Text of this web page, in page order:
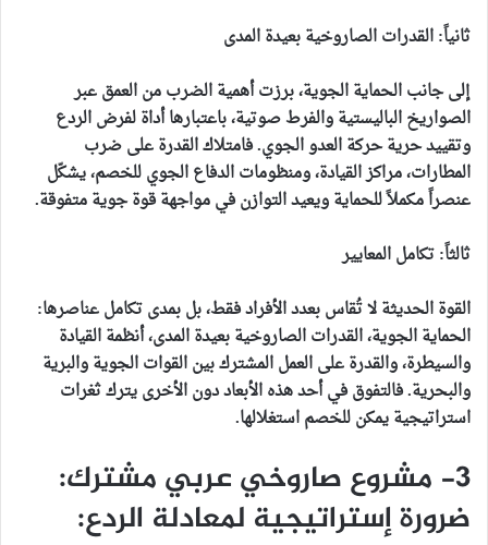
ثانياً: القدرات الصاروخية بعيدة المدى
إلى جانب الحماية الجوية، برزت أهمية الضرب من العمق عبر
الصواريخ الباليستية والفرط صوتية، باعتبارها أداة لفرض الردع
وتقييد حرية حركة العدو الجوي. فامتلاك القدرة على ضرب
المطارات، مراكز القيادة، ومنظومات الدفاع الجوي للخصم، يشكّل
عنصراً مكملاً للحماية ويعيد التوازن في مواجهة قوة جوية متفوقة.
ثالثاً: تكامل المعايير
القوة الحديثة لا تُقاس بعدد الأفراد فقط، بل بمدى تكامل عناصرها:
الحماية الجوية، القدرات الصاروخية بعيدة المدى، أنظمة القيادة
والسيطرة، والقدرة على العمل المشترك بين القوات الجوية والبرية
والبحرية. فالتفوق في أحد هذه الأبعاد دون الأخرى يترك ثغرات
استراتيجية يمكن للخصم استغلالها.
3- مشروع صاروخي عربي مشترك:
ضرورة إستراتيجية لمعادلة الردع: